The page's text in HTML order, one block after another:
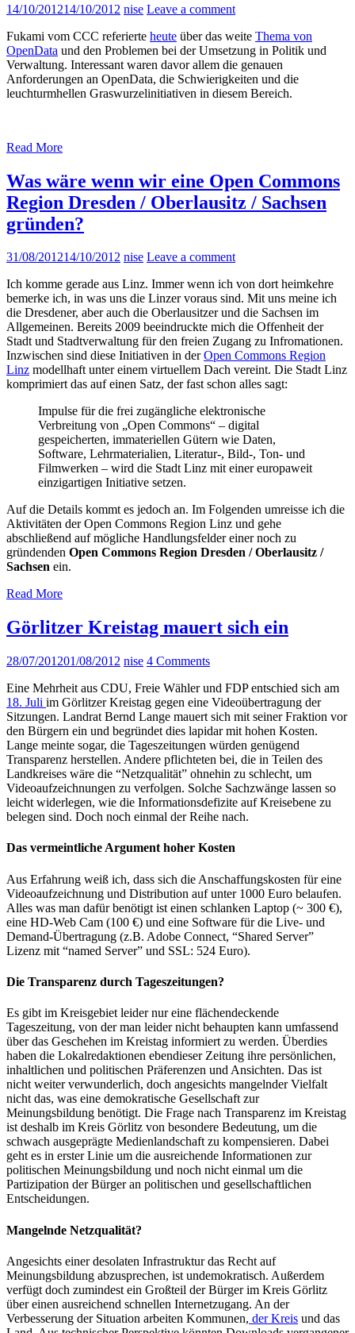
14/10/201214/10/2012 nise Leave a comment
Fukami vom CCC referierte heute über das weite Thema von
OpenData und den Problemen bei der Umsetzung in Politik und
Verwaltung. Interessant waren davor allem die genauen
Anforderungen an OpenData, die Schwierigkeiten und die
leuchturmhellen Graswurzelinitiativen in diesem Bereich.
Read More
Was wäre wenn wir eine Open Commons
Region Dresden / Oberlausitz / Sachsen
gründen?
31/08/201214/10/2012 nise Leave a comment
Ich komme gerade aus Linz. Immer wenn ich von dort heimkehre
bemerke ich, in was uns die Linzer voraus sind. Mit uns meine ich
die Dresdener, aber auch die Oberlausitzer und die Sachsen im
Allgemeinen. Bereits 2009 beeindruckte mich die Offenheit der
Stadt und Stadtverwaltung für den freien Zugang zu Infromationen.
Inzwischen sind diese Initiativen in derOpen Commons Region
Linz modellhaft unter einem virtuellem Dach vereint. Die Stadt Linz
komprimiert das auf einen Satz, der fast schon alles sagt:
Impulse für die frei zugängliche elektronische
Verbreitung von „Open Commons“ – digital
gespeicherten, immateriellen Gütern wie Daten,
Software, Lehrmaterialien, Literatur-, Bild-, Ton- und
Filmwerken – wird die Stadt Linz mit einer europaweit
einzigartigen Initiative setzen.
Auf die Details kommt es jedoch an. Im Folgenden umreisse ich die
Aktivitäten der Open Commons Region Linz und gehe
abschließend auf mögliche Handlungsfelder einer noch zu
gründenden Open Commons Region Dresden / Oberlausitz /
Sachsen ein.
Read More
Görlitzer Kreistag mauert sich ein
28/07/201201/08/2012 nise 4 Comments
Eine Mehrheit aus CDU, Freie Wähler und FDP entschied sich am
18. Juli im Görlitzer Kreistag gegen eine Videoübertragung der
Sitzungen. Landrat Bernd Lange mauert sich mit seiner Fraktion vor
den Bürgern ein und begründet dies lapidar mit hohen Kosten.
Lange meinte sogar, die Tageszeitungen würden genügend
Transparenz herstellen. Andere pflichteten bei, die in Teilen des
Landkreises wäre die “Netzqualität” ohnehin zu schlecht, um
Videoaufzeichnungen zu verfolgen. Solche Sachzwänge lassen so
leicht widerlegen, wie die Informationsdefizite auf Kreisebene zu
belegen sind. Doch noch einmal der Reihe nach.
Das vermeintliche Argument hoher Kosten
Aus Erfahrung weiß ich, dass sich die Anschaffungskosten für eine
Videoaufzeichnung und Distribution auf unter 1000 Euro belaufen.
Alles was man dafür benötigt ist einen schlanken Laptop (~ 300 €),
eine HD-Web Cam (100 €) und eine Software für die Live- und
Demand-Übertragung (z.B. Adobe Connect, “Shared Server”
Lizenz mit “named Server” und SSL: 524 Euro).
Die Transparenz durch Tageszeitungen?
Es gibt im Kreisgebiet leider nur eine flächendeckende
Tageszeitung, von der man leider nicht behaupten kann umfassend
über das Geschehen im Kreistag informiert zu werden. Überdies
haben die Lokalredaktionen ebendieser Zeitung ihre persönlichen,
inhaltlichen und politischen Präferenzen und Ansichten. Das ist
nicht weiter verwunderlich, doch angesichts mangelnder Vielfalt
nicht das, was eine demokratische Gesellschaft zur
Meinungsbildung benötigt. Die Frage nach Transparenz im Kreistag
ist deshalb im Kreis Görlitz von besondere Bedeutung, um die
schwach ausgeprägte Medienlandschaft zu kompensieren. Dabei
geht es in erster Linie um die ausreichende Informationen zur
politischen Meinungsbildung und noch nicht einmal um die
Partizipation der Bürger an politischen und gesellschaftlichen
Entscheidungen.
Mangelnde Netzqualität?
Angesichts einer desolaten Infrastruktur das Recht auf
Meinungsbildung abzusprechen, ist undemokratisch. Außerdem
verfügt doch zumindest ein Großteil der Bürger im Kreis Görlitz
über einen ausreichend schnellen Internetzugang. An der
Verbesserung der Situation arbeiten Kommunen, der Kreis und das